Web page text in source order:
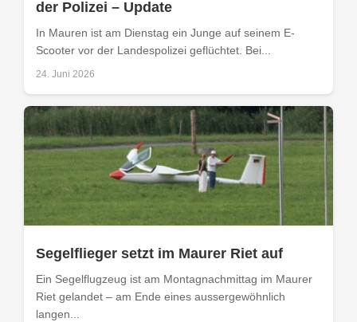
der Polizei – Update
In Mauren ist am Dienstag ein Junge auf seinem E-
Scooter vor der Landespolizei geflüchtet. Bei...
24. Juni 2026
Segelflieger setzt im Maurer Riet auf
Ein Segelflugzeug ist am Montagnachmittag im Maurer
Riet gelandet – am Ende eines aussergewöhnlich
langen...